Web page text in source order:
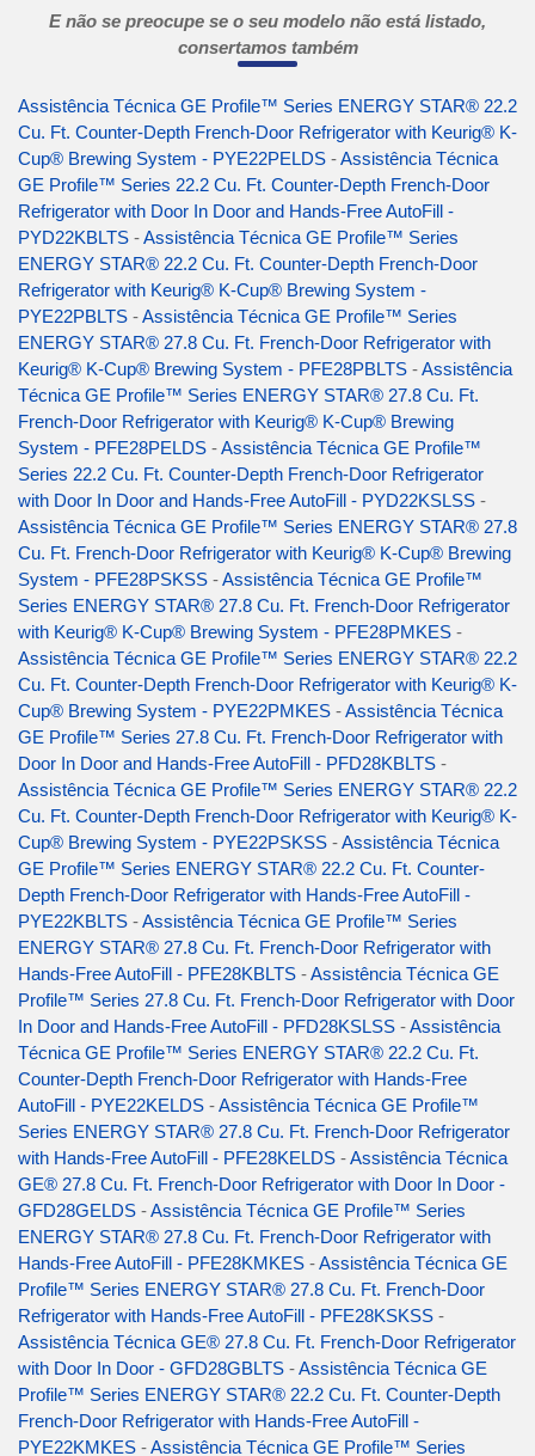
E não se preocupe se o seu modelo não está listado,
consertamos também
Assistência Técnica GE Profile™ Series ENERGY STAR® 22.2
Cu. Ft. Counter-Depth French-Door Refrigerator with Keurig® K-
Cup® Brewing System - PYE22PELDS -Assistência Técnica
GE Profile™ Series 22.2 Cu. Ft. Counter-Depth French-Door
Refrigerator with Door In Door and Hands-Free AutoFill -
PYD22KBLTS -Assistência Técnica GE Profile™ Series
ENERGY STAR® 22.2 Cu. Ft. Counter-Depth French-Door
Refrigerator with Keurig® K-Cup® Brewing System -
PYE22PBLTS -Assistência Técnica GE Profile™ Series
ENERGY STAR® 27.8 Cu. Ft. French-Door Refrigerator with
Keurig® K-Cup® Brewing System - PFE28PBLTS -Assistência
Técnica GE Profile™ Series ENERGY STAR® 27.8 Cu. Ft.
French-Door Refrigerator with Keurig® K-Cup® Brewing
System - PFE28PELDS -Assistência Técnica GE Profile™
Series 22.2 Cu. Ft. Counter-Depth French-Door Refrigerator
with Door In Door and Hands-Free AutoFill - PYD22KSLSS -
Assistência Técnica GE Profile™ Series ENERGY STAR® 27.8
Cu. Ft. French-Door Refrigerator with Keurig® K-Cup® Brewing
System - PFE28PSKSS -Assistência Técnica GE Profile™
Series ENERGY STAR® 27.8 Cu. Ft. French-Door Refrigerator
with Keurig® K-Cup® Brewing System - PFE28PMKES -
Assistência Técnica GE Profile™ Series ENERGY STAR® 22.2
Cu. Ft. Counter-Depth French-Door Refrigerator with Keurig® K-
Cup® Brewing System - PYE22PMKES -Assistência Técnica
GE Profile™ Series 27.8 Cu. Ft. French-Door Refrigerator with
Door In Door and Hands-Free AutoFill - PFD28KBLTS -
Assistência Técnica GE Profile™ Series ENERGY STAR® 22.2
Cu. Ft. Counter-Depth French-Door Refrigerator with Keurig® K-
Cup® Brewing System - PYE22PSKSS -Assistência Técnica
GE Profile™ Series ENERGY STAR® 22.2 Cu. Ft. Counter-
Depth French-Door Refrigerator with Hands-Free AutoFill -
PYE22KBLTS -Assistência Técnica GE Profile™ Series
ENERGY STAR® 27.8 Cu. Ft. French-Door Refrigerator with
Hands-Free AutoFill - PFE28KBLTS -Assistência Técnica GE
Profile™ Series 27.8 Cu. Ft. French-Door Refrigerator with Door
In Door and Hands-Free AutoFill - PFD28KSLSS -Assistência
Técnica GE Profile™ Series ENERGY STAR® 22.2 Cu. Ft.
Counter-Depth French-Door Refrigerator with Hands-Free
AutoFill - PYE22KELDS -Assistência Técnica GE Profile™
Series ENERGY STAR® 27.8 Cu. Ft. French-Door Refrigerator
with Hands-Free AutoFill - PFE28KELDS -Assistência Técnica
GE® 27.8 Cu. Ft. French-Door Refrigerator with Door In Door -
GFD28GELDS -Assistência Técnica GE Profile™ Series
ENERGY STAR® 27.8 Cu. Ft. French-Door Refrigerator with
Hands-Free AutoFill - PFE28KMKES -Assistência Técnica GE
Profile™ Series ENERGY STAR® 27.8 Cu. Ft. French-Door
Refrigerator with Hands-Free AutoFill - PFE28KSKSS -
Assistência Técnica GE® 27.8 Cu. Ft. French-Door Refrigerator
with Door In Door - GFD28GBLTS -Assistência Técnica GE
Profile™ Series ENERGY STAR® 22.2 Cu. Ft. Counter-Depth
French-Door Refrigerator with Hands-Free AutoFill -
PYE22KMKES -Assistência Técnica GE Profile™ Series